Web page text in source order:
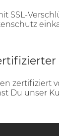
SSL-
zertifiziert
Du unser